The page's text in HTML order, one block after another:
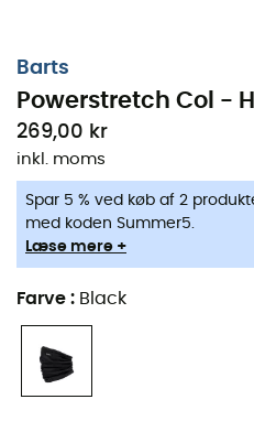
Barts
Powerstretch Col -
269,00 kr
inkl. moms
Spar 5 % ved køb af 2
med koden Summer5.
Læse mere +
Farve : Black